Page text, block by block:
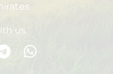
us.